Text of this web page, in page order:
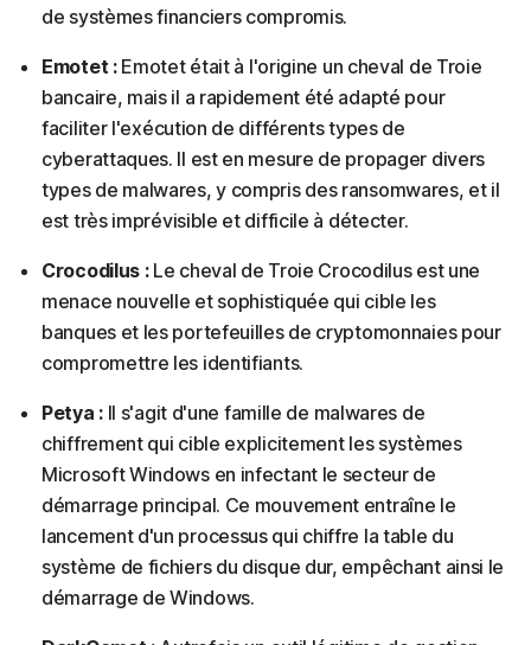
de systèmes financiers compromis.
Emotet :Emotet était à l'origine un cheval de Troie
bancaire, mais il a rapidement été adapté pour
faciliter l'exécution de différents types de
cyberattaques. Il est en mesure de propager divers
types de malwares, y compris des ransomwares, et il
est très imprévisible et difficile à détecter.
Crocodilus :Le cheval de Troie Crocodilus est une
menace nouvelle et sophistiquée qui cible les
banques et les portefeuilles de cryptomonnaies pour
compromettre les identifiants.
Petya :Il s'agit d'une famille de malwares de
chiffrement qui cible explicitement les systèmes
Microsoft Windows en infectant le secteur de
démarrage principal. Ce mouvement entraîne le
lancement d'un processus qui chiffre la table du
système de fichiers du disque dur, empêchant ainsi le
démarrage de Windows.